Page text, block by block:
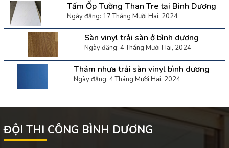
Tấm Ốp Tường Than Tre tại Bình Dương
Ngày đăng: 17 Tháng Mười Hai, 2024
Sàn vinyl trải sàn ở bình dương
Ngày đăng: 4 Tháng Mười Hai, 2024
Thảm nhựa trải sàn vinyl bình dương
Ngày đăng: 4 Tháng Mười Hai, 2024
ĐỘI THI CÔNG BÌNH DƯƠNG